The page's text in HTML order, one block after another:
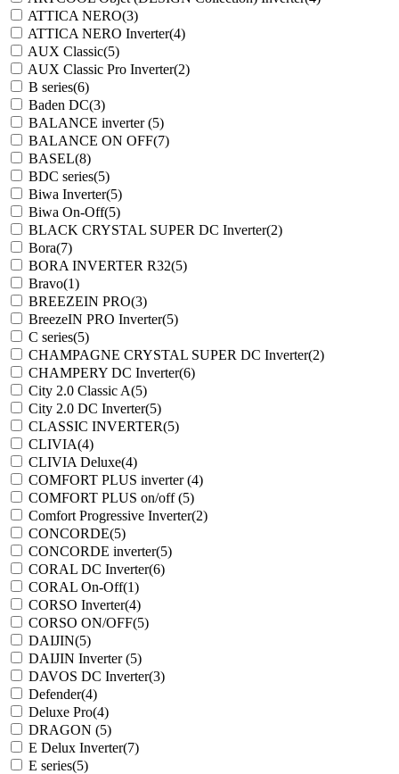
ATTICA NERO(3)
ATTICA NERO Inverter(4)
AUX Classic(5)
AUX Classic Pro Inverter(2)
B series(6)
Baden DC(3)
BALANCE inverter(5)
BALANCE ON OFF(7)
BASEL(8)
BDC series(5)
Biwa Inverter(5)
Biwa On-Off(5)
BLACK CRYSTAL SUPER DC Inverter(2)
Bora(7)
BORA INVERTER R32(5)
Bravo(1)
BREEZEIN PRO(3)
BreezeIN PRO Inverter(5)
C series(5)
CHAMPAGNE CRYSTAL SUPER DC Inverter(2)
CHAMPERY DC Inverter(6)
City 2.0 Classic A(5)
City 2.0 DC Inverter(5)
CLASSIC INVERTER(5)
CLIVIA(4)
CLIVIA Deluxe(4)
COMFORT PLUS inverter(4)
COMFORT PLUS on/off(5)
Comfort Progressive Inverter(2)
CONCORDE(5)
CONCORDE inverter(5)
CORAL DC Inverter(6)
CORAL On-Off(1)
CORSO Inverter(4)
CORSO ON/OFF(5)
DAIJIN(5)
DAIJIN Inverter(5)
DAVOS DC Inverter(3)
Defender(4)
Deluxe Pro(4)
DRAGON (5)
E Delux Inverter(7)
E series(5)